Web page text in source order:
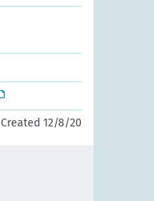
Created 12/8/20